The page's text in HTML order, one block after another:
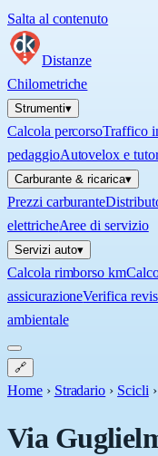
Salta al contenuto
Distanze
Chilometriche
Strumenti▾
Calcola percorsoTraffico
pedaggioAutovelox e
Carburante & ricarica▾
Prezzi carburante
elettricheAree di servizio
Servizi auto▾
Calcola rimborso km
assicurazioneVerifica
ambientale
🔗
Home › Stradario › Scicli ›
Via